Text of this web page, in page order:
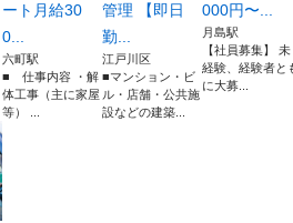
ート月給30
0...
六町駅
■ 仕事内容 ・解
体工事（主に家屋
等） ...
管理 【即日
勤...
江戸川区
■マンション・ビ
ル・店舗・公共施
設などの建築...
000円〜...
月島駅
【社員募集】 未
経験、経験者と
に大募...